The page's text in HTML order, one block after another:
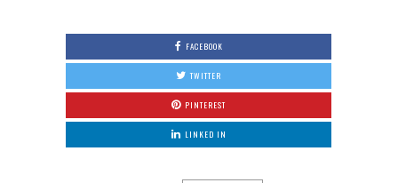
FACEBOOK
TWITTER
PINTEREST
LINKED IN